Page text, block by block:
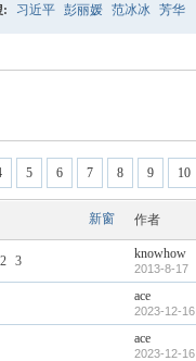
: 习近平 彭丽媛 范冰冰 芳华
5 6 7 8 9 10
新窗 作者
2 3 knowhow
2013-8-17
ace
2023-12-16
ace
2023-12-16